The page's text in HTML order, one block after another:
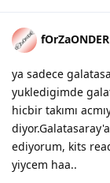
fOrZaONDER
ya sadece
yukledigimde
hicbir takımı
ediyorum, kits
yiycem haa..